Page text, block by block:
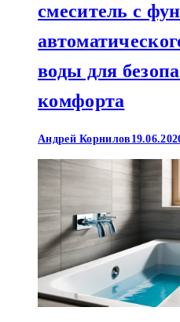
смеситель с
воды для
комфорта
Андрей Корнилов